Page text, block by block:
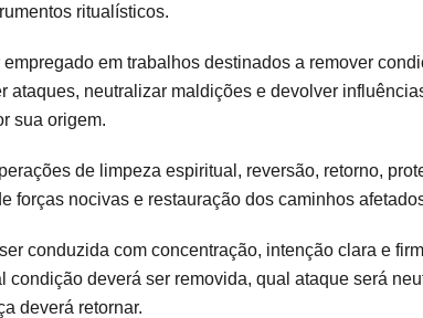
ritualísticos.
empregado em trabalhos destinados a remover
ataques, neutralizar maldições e devolver
sua origem.
de limpeza espiritual, reversão, retorno,
forças nocivas e restauração dos caminhos
conduzida com concentração, intenção clara e
condição deverá ser removida, qual ataque será
deverá retornar.